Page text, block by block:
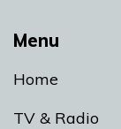
Menu
Home
TV & Radio